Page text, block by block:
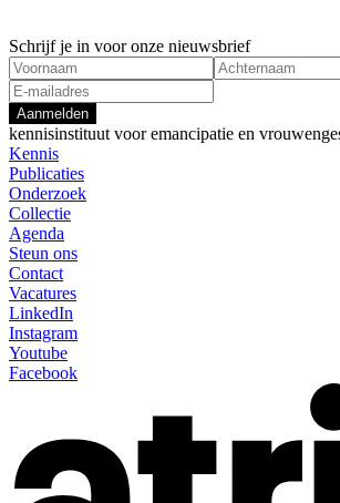
Schrijf je in voor onze nieuwsbrief
Aanmelden
kennisinstituut voor emancipatie en
Kennis
Publicaties
Onderzoek
Collectie
Agenda
Steun ons
Contact
Vacatures
LinkedIn
Instagram
Youtube
Facebook